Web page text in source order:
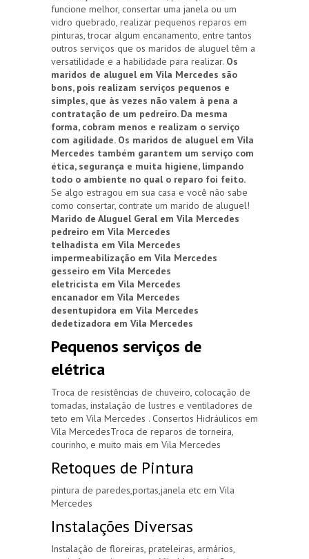
funcione melhor, consertar uma janela ou um
vidro quebrado, realizar pequenos reparos em
pinturas, trocar algum encanamento, entre tantos
outros serviços que os maridos de aluguel têm a
versatilidade e a habilidade para realizar. Os
maridos de aluguel em Vila Mercedes são
bons, pois realizam serviços pequenos e
simples, que às vezes não valem à pena a
contratação de um pedreiro. Da mesma
forma, cobram menos e realizam o serviço
com agilidade. Os maridos de aluguel em Vila
Mercedes também garantem um serviço com
ética, segurança e muita higiene, limpando
todo o ambiente no qual o reparo foi feito.
Se algo estragou em sua casa e você não sabe
como consertar, contrate um marido de aluguel!
Marido de Aluguel Geral em Vila Mercedes
pedreiro em Vila Mercedes
telhadista em Vila Mercedes
impermeabilização em Vila Mercedes
gesseiro em Vila Mercedes
eletricista em Vila Mercedes
encanador em Vila Mercedes
desentupidora em Vila Mercedes
dedetizadora em Vila Mercedes
Pequenos serviços de
elétrica
Troca de resistências de chuveiro, colocação de
tomadas, instalação de lustres e ventiladores de
teto em Vila Mercedes . Consertos Hidráulicos em
Vila MercedesTroca de reparos de torneira,
courinho, e muito mais em Vila Mercedes
Retoques de Pintura
pintura de paredes,portas,janela etc em Vila
Mercedes
Instalações Diversas
Instalação de floreiras, prateleiras, armários,